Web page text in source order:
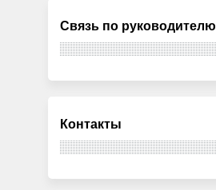
Связь по руководителю
Контакты